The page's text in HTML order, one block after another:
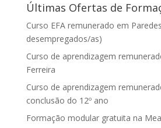
Últimas Ofertas de
Curso EFA remunerado em
desempregados/as)
Curso de aprendizagem
Ferreira
Curso de aprendizagem
conclusão do 12º ano
Formação modular gratuita na